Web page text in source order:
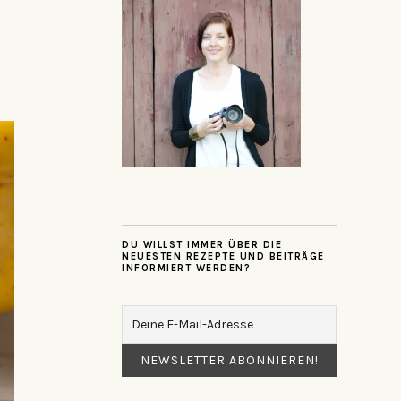
DU WILLST IMMER ÜBER DIE
NEUESTEN REZEPTE UND BEITRÄGE
INFORMIERT WERDEN?